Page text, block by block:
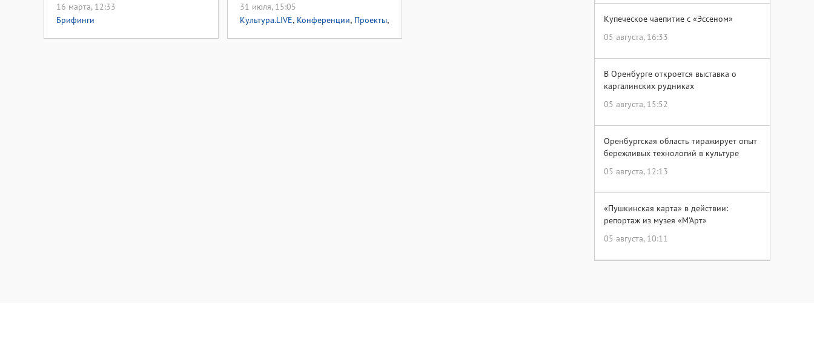
16 марта, 12:33
Брифинги
31 июля, 15:05
Культура.LIVE, Конференции, Проекты,
Купеческое чаепитие с «Эссеном»
05 августа, 16:33
В Оренбурге откроется выставка о
каргалинских рудниках
05 августа, 15:52
Оренбургская область тиражирует опыт
бережливых технологий в культуре
05 августа, 12:13
«Пушкинская карта» в действии:
репортаж из музея «М'Арт»
05 августа, 10:11